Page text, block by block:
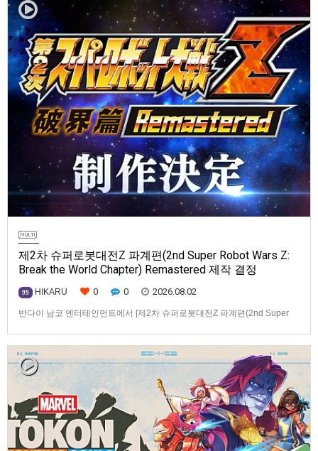
확장팩’을 2026년 …
제2차 슈퍼로봇대전Z 파계편(2nd Super Robot Wars Z:
Break the World Chapter) Remastered 제작 결정
99 HIKARU 0 0 2026.08.02
반다이 남코 엔터테인먼트에서 [제2차 슈퍼로봇대전Z 파계편(2nd Super
판[제2차 슈퍼로봇대전Z 파계편]은 2011년 PSP로 발매되었으며, 2012년
에 발매되었던 [제2…